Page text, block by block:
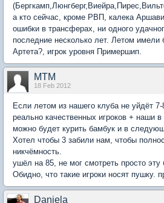
а кто сейчас, кроме РВП, калека
ошибки в трансферах, ни одного
последние несколько лет. Летом имели
Артета?, игрок уровня Примершип.
MTM
18 Feb 2012
Если летом из нашего клуба не уйдёт 7-
реально качественных игроков + наши
можно будет курить бамбук и в
Хотел чтобы 3 забили нам, чтобы
никчёмность.
ушёл на 85, не мог смотреть просто эту
Обидно, что такие игроки носят пушку.
Daniela